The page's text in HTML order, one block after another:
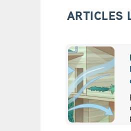
t
o
u
r
r
ARTICLES